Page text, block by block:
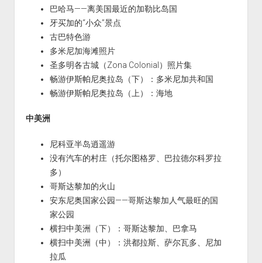
巴哈马——离美国最近的加勒比岛国
牙买加的“小众”景点
古巴特色游
多米尼加海滩照片
圣多明各古城（Zona Colonial）照片集
畅游伊斯帕尼奥拉岛（下）：多米尼加共和国
畅游伊斯帕尼奥拉岛（上）：海地
中美洲
尼科亚半岛逍遥游
没有汽车的村庄（托尔图格罗、巴拉德尔科罗拉
多）
哥斯达黎加的火山
安东尼奥国家公园——哥斯达黎加人气最旺的国
家公园
横扫中美洲（下）：哥斯达黎加、巴拿马
横扫中美洲（中）：洪都拉斯、萨尔瓦多、尼加
拉瓜